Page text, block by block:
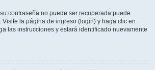
contraseña no puede ser recuperada puede
la página de ingreso (login) y haga clic en
las instrucciones y estará identificado nuevamente